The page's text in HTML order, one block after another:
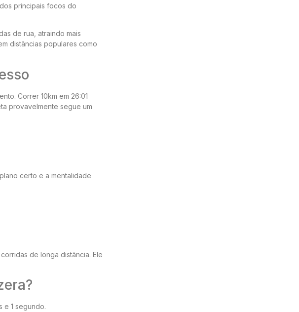
principais focos do
de rua, atraindo mais
distâncias populares como
Correr 10km em 26:01
provavelmente segue um
certo e a mentalidade
de longa distância. Ele
e 1 segundo.